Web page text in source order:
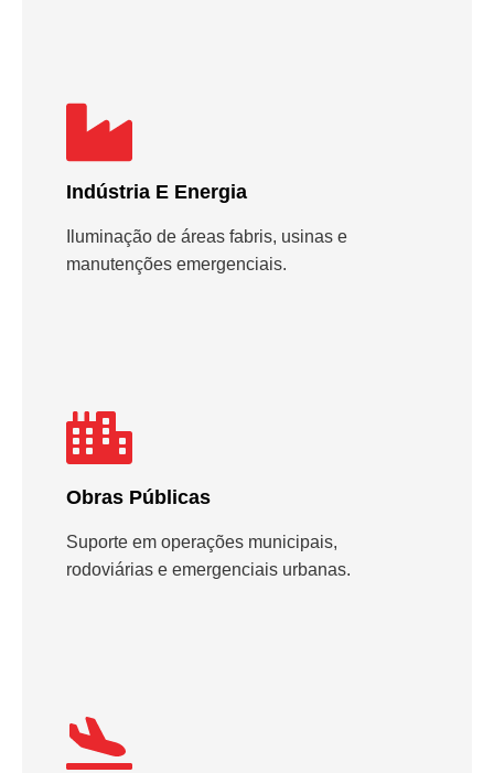
Indústria E Energia
Iluminação de áreas fabris, usinas e
manutenções emergenciais.
Obras Públicas
Suporte em operações municipais,
rodoviárias e emergenciais urbanas.